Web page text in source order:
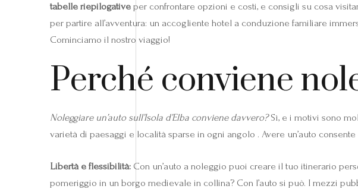
tabelle riepilogative per confrontare opzioni e costi, e consigli su cosa
per partire all’avventura: un accogliente hotel a conduzione familiare
Cominciamo il nostro viaggio!
Perché conviene
Noleggiare un’auto sull’Isola d’Elba conviene davvero?Sì, e i motivi sono
varietà di paesaggi e località sparse in ogni angolo . Avere un’auto
Libertà e flessibilità: Con un’auto a noleggio puoi creare il tuo itinerario
pomeriggio in un borgo medievale in collina? Con l’auto si può. I mezzi